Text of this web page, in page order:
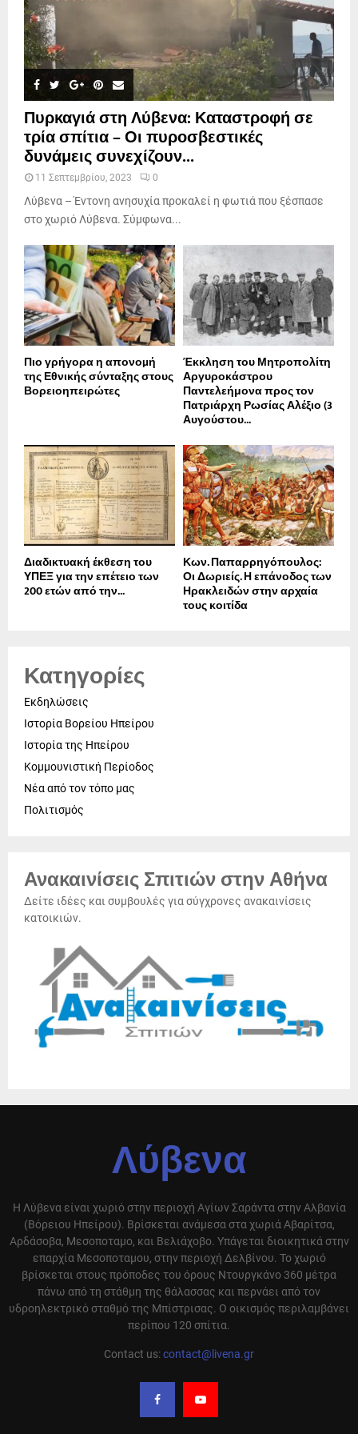
Πυρκαγιά στη Λύβενα: Καταστροφή σε
τρία σπίτια – Οι πυροσβεστικές
δυνάμεις συνεχίζουν...
11 Σεπτεμβρίου, 2023 0
Λύβενα – Έντονη ανησυχία προκαλεί η φωτιά που ξέσπασε
στο χωριό Λύβενα. Σύμφωνα...
Πιο γρήγορα η απονοµή
της Εθνικής σύνταξης στους
Βορειοηπειρώτες
Έκκληση του Μητροπολίτη
Αργυροκάστρου
Παντελεήμονα προς τον
Πατριάρχη Ρωσίας Αλέξιο (3
Αυγούστου...
Διαδικτυακή έκθεση του
ΥΠΕΞ για την επέτειο των
200 ετών από την...
Κων. Παπαρρηγόπουλος:
Οι Δωριείς. Η επάνοδος των
Ηρακλειδών στην αρχαία
τους κοιτίδα
Κατηγορίες
Εκδηλώσεις
Ιστορία Βορείου Ηπείρου
Ιστορία της Ηπείρου
Κομμουνιστική Περίοδος
Νέα από τον τόπο μας
Πολιτισμός
Ανακαινίσεις Σπιτιών στην Αθήνα
Δείτε ιδέες και συμβουλές για σύγχρονες ανακαινίσεις
κατοικιών.
Λύβενα
Η Λύβενα είναι χωριό στην περιοχή Αγίων Σαράντα στην Αλβανία
(Βόρειου Ηπείρου). Βρίσκεται ανάμεσα στα χωριά Αβαρίτσα,
Αρδάσοβα, Μεσοποταμο, και Βελιάχοβο. Υπάγεται διοικητικά στην
επαρχία Μεσοποταμου, στην περιοχή Δελβίνου. Το χωριό
βρίσκεται στους πρόποδες του όρους Ντουργκάνο 360 μέτρα
πάνω από τη στάθμη της θάλασσας και περνάει από τον
υδροηλεκτρικό σταθμό της Μπίστρισας. Ο οικισμός περιλαμβάνει
περίπου 120 σπίτια.
Contact us:contact@livena.gr